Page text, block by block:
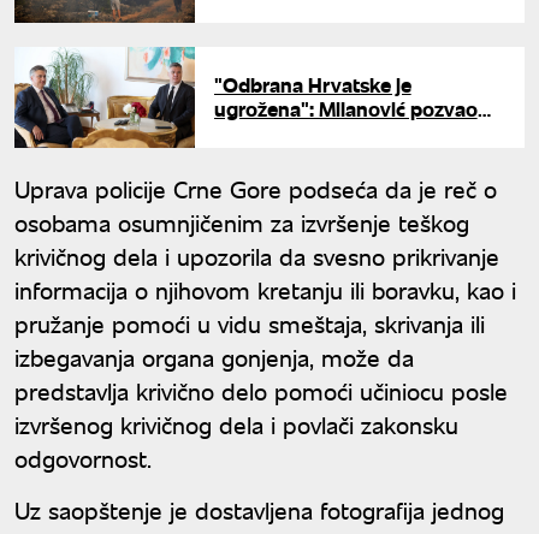
"Odbrana Hrvatske je
ugrožena": Milanović pozvao
Uprava policije Crne Gore podseća da je reč o
osobama osumnjičenim za izvršenje teškog
krivičnog dela i upozorila da svesno prikrivanje
informacija o njihovom kretanju ili boravku, kao i
pružanje pomoći u vidu smeštaja, skrivanja ili
izbegavanja organa gonjenja, može da
predstavlja krivično delo pomoći učiniocu posle
izvršenog krivičnog dela i povlači zakonsku
odgovornost.
Uz saopštenje je dostavljena fotografija jednog